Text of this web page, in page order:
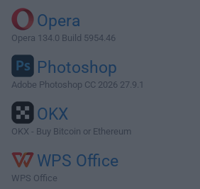
Opera
Opera 134.0 Build 5954.46
Photoshop
Adobe Photoshop CC 2026 27.9.1
OKX
OKX - Buy Bitcoin or Ethereum
WPS Office
WPS Office